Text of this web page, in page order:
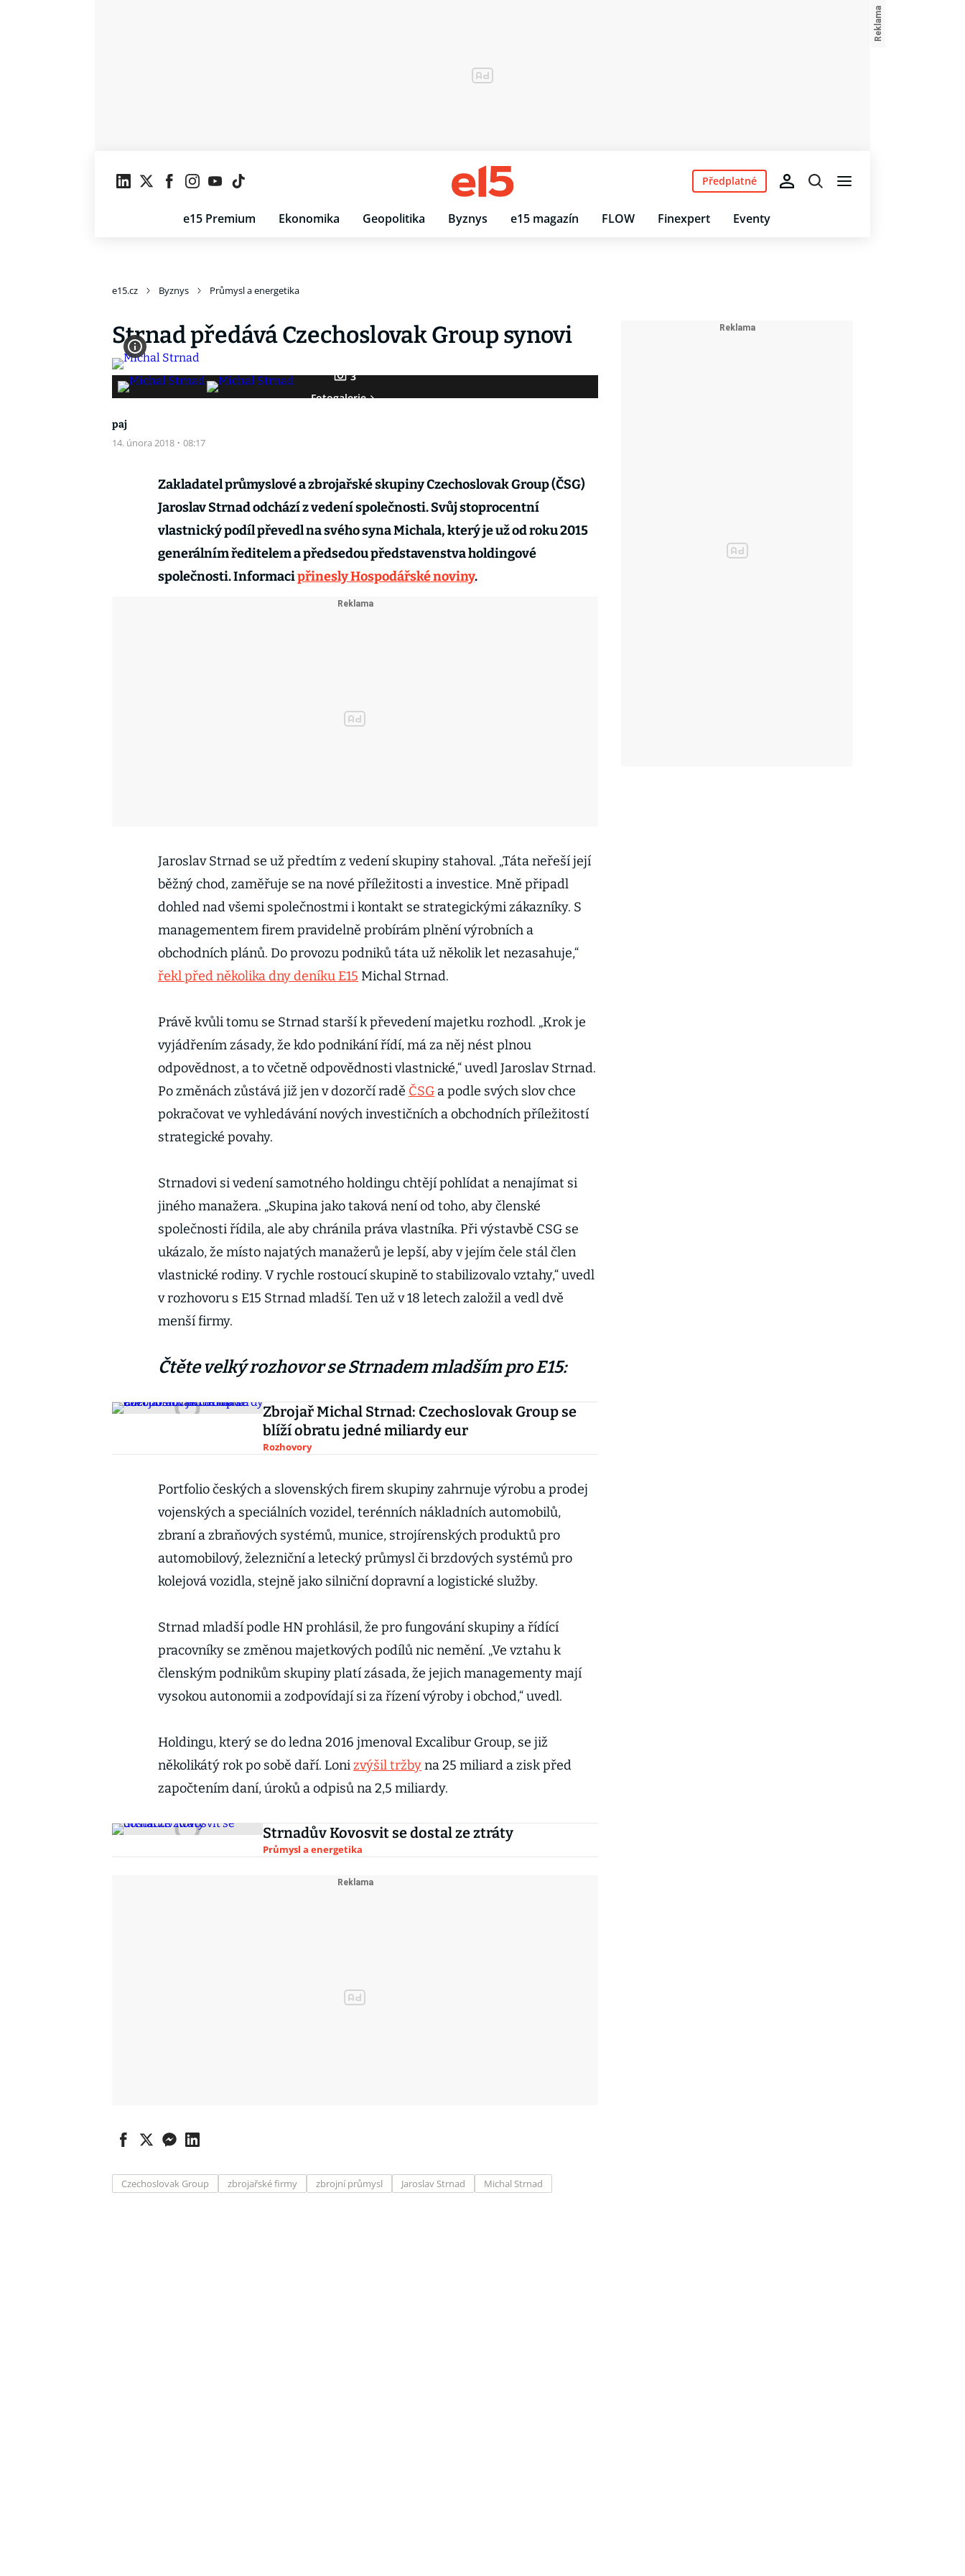
e15 Premium Ekonomika Geopolitika Byznys e15 magazín FLOW Finexpert Eventy
Předplatné
e15.cz Byznys Průmysl a energetika
Strnad předává Czechoslovak Group synovi
3
Fotogalerie
paj
14. února 2018 · 08:17
Zakladatel průmyslové a zbrojařské skupiny Czechoslovak Group (ČSG)
Jaroslav Strnad odchází z vedení společnosti. Svůj stoprocentní
vlastnický podíl převedl na svého syna Michala, který je už od roku 2015
generálním ředitelem a předsedou představenstva holdingové
společnosti. Informacipřinesly Hospodářské noviny.
Jaroslav Strnad se už předtím z vedení skupiny stahoval. „Táta neřeší její
běžný chod, zaměřuje se na nové příležitosti a investice. Mně připadl
dohled nad všemi společnostmi i kontakt se strategickými zákazníky. S
managementem firem pravidelně probírám plnění výrobních a
obchodních plánů. Do provozu podniků táta už několik let nezasahuje,“
řekl před několika dny deníku E15 Michal Strnad.
Právě kvůli tomu se Strnad starší k převedení majetku rozhodl. „Krok je
vyjádřením zásady, že kdo podnikání řídí, má za něj nést plnou
odpovědnost, a to včetně odpovědnosti vlastnické,“ uvedl Jaroslav Strnad.
Po změnách zůstává již jen v dozorčí radě ČSG a podle svých slov chce
pokračovat ve vyhledávání nových investičních a obchodních příležitostí
strategické povahy.
Strnadovi si vedení samotného holdingu chtějí pohlídat a nenajímat si
jiného manažera. „Skupina jako taková není od toho, aby členské
společnosti řídila, ale aby chránila práva vlastníka. Při výstavbě CSG se
ukázalo, že místo najatých manažerů je lepší, aby v jejím čele stál člen
vlastnické rodiny. V rychle rostoucí skupině to stabilizovalo vztahy,“ uvedl
v rozhovoru s E15 Strnad mladší. Ten už v 18 letech založil a vedl dvě
menší firmy.
Čtěte velký rozhovor se Strnadem mladším pro E15:
Zbrojař Michal Strnad: Czechoslovak Group se
blíží obratu jedné miliardy eur
Rozhovory
Portfolio českých a slovenských firem skupiny zahrnuje výrobu a prodej
vojenských a speciálních vozidel, terénních nákladních automobilů,
zbraní a zbraňových systémů, munice, strojírenských produktů pro
automobilový, železniční a letecký průmysl či brzdových systémů pro
kolejová vozidla, stejně jako silniční dopravní a logistické služby.
Strnad mladší podle HN prohlásil, že pro fungování skupiny a řídící
pracovníky se změnou majetkových podílů nic nemění. „Ve vztahu k
členským podnikům skupiny platí zásada, že jejich managementy mají
vysokou autonomii a zodpovídají si za řízení výroby i obchod,“ uvedl.
Holdingu, který se do ledna 2016 jmenoval Excalibur Group, se již
několikátý rok po sobě daří. Lonizvýšil tržbyna 25 miliard a zisk před
započtením daní, úroků a odpisů na 2,5 miliardy.
Strnadův Kovosvit se dostal ze ztráty
Průmysl a energetika
Czechoslovak Group zbrojařské firmy zbrojní průmysl Jaroslav Strnad Michal Strnad